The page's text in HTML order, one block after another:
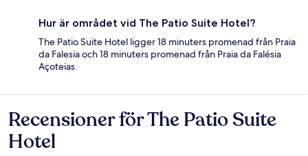
Hur är området vid The Patio Suite Hotel?
The Patio Suite Hotel ligger 18 minuters promenad från Praia
da Falesia och 18 minuters promenad från Praia da Falésia
Açoteias.
Recensioner
Recensioner för The Patio Suite
Hotel